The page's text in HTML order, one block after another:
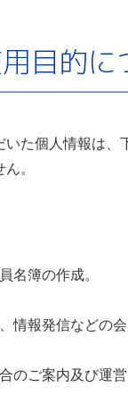
目的に
た個人情報は
。
名簿の作成。
情報発信などの
のご案内及び運